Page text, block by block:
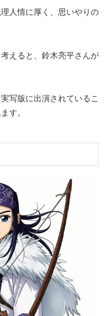
人情に厚く、思いやりの
えると、鈴木亮平さんが
写版に出演されているこ
す。